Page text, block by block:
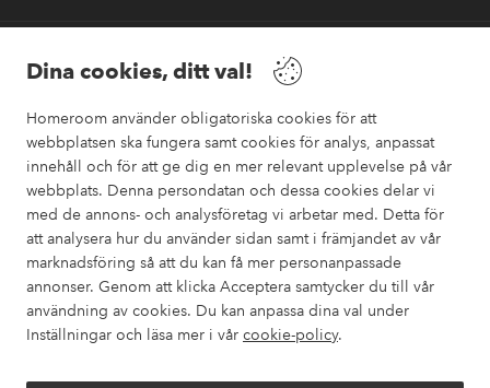
Dina cookies, ditt val!
Homeroom använder obligatoriska cookies för att
webbplatsen ska fungera samt cookies för analys, anpassat
innehåll och för att ge dig en mer relevant upplevelse på vår
webbplats. Denna persondatan och dessa cookies delar vi
med de annons- och analysföretag vi arbetar med. Detta för
att analysera hur du använder sidan samt i främjandet av vår
marknadsföring så att du kan få mer personanpassade
annonser. Genom att klicka Acceptera samtycker du till vår
användning av cookies. Du kan anpassa dina val under
Inställningar och läsa mer i vår cookie-policy.
Säkra betalningar
Vill du veta mer om våra betalalternativ ?
elpy